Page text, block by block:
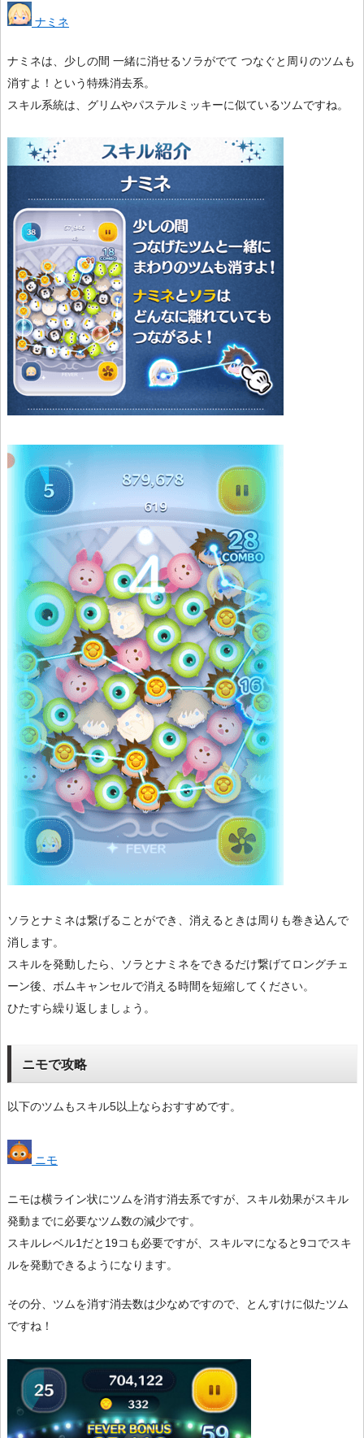
ナミネ
ナミネは、少しの間 一緒に消せるソラがでて つなぐと周りのツムも
消すよ！という特殊消去系。
スキル系統は、グリムやパステルミッキーに似ているツムですね。
ソラとナミネは繋げることができ、消えるときは周りも巻き込んで
消します。
スキルを発動したら、ソラとナミネをできるだけ繋げてロングチェ
ーン後、ボムキャンセルで消える時間を短縮してください。
ひたすら繰り返しましょう。
ニモで攻略
以下のツムもスキル5以上ならおすすめです。
ニモ
ニモは横ライン状にツムを消す消去系ですが、スキル効果がスキル
発動までに必要なツム数の減少です。
スキルレベル1だと19コも必要ですが、スキルマになると9コでスキ
ルを発動できるようになります。
その分、ツムを消す消去数は少なめですので、とんすけに似たツム
ですね！